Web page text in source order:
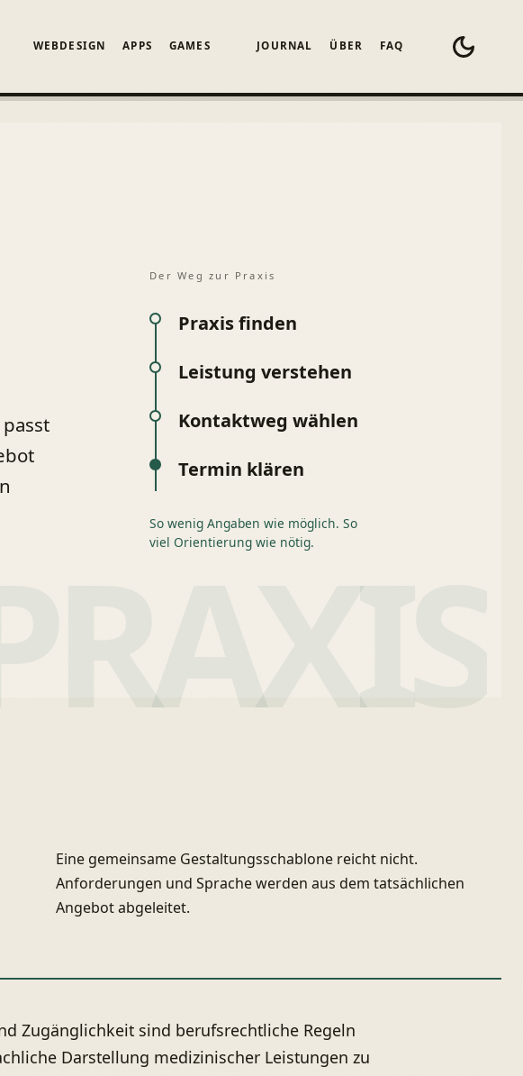
WEBDESIGN APPS GAMES JOURNAL ÜBER FAQ
Der Weg zur Praxis
Praxis finden
Leistung verstehen
Kontaktweg wählen
Termin klären
So wenig Angaben wie möglich. So
viel Orientierung wie nötig.
Eine gemeinsame Gestaltungsschablone reicht nicht.
Anforderungen und Sprache werden aus dem tatsächlichen
Angebot abgeleitet.
Zugänglichkeit sind berufsrechtliche Regeln
Darstellung medizinischer Leistungen zu